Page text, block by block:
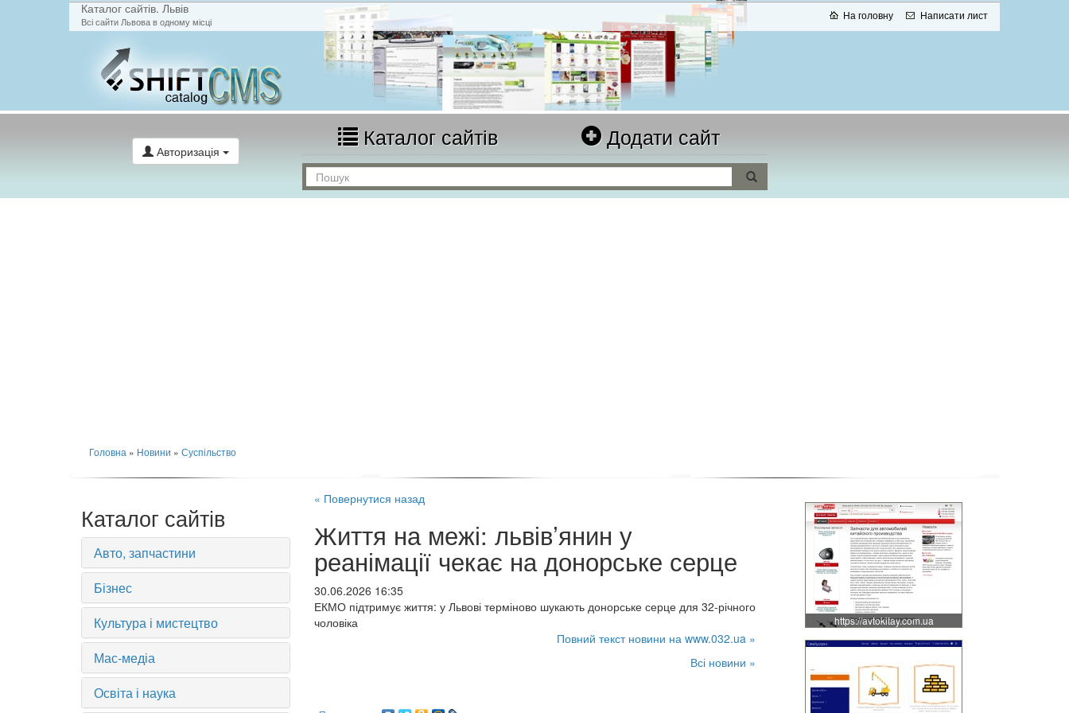
Каталог сайтів. Львів
Всі сайти Львова в одному місці На головну Написати лист
Авторизація
Каталог сайтів Додати сайт
Головна » Новини » Суспільство
Каталог сайтів
Авто, запчастини
Бізнес
Культура і мистецтво
Мас-медіа
Освіта і наука
« Повернутися назад
Життя на межі: львів’янин у
реанімації чекає на донорське серце
30.06.2026 16:35
ЕКМО підтримує життя: у Львові терміново шукають донорське серце для 32-річного
чоловіка
Повний текст новини на www.032.ua »
Всі новини »
https://avtokitay.com.ua